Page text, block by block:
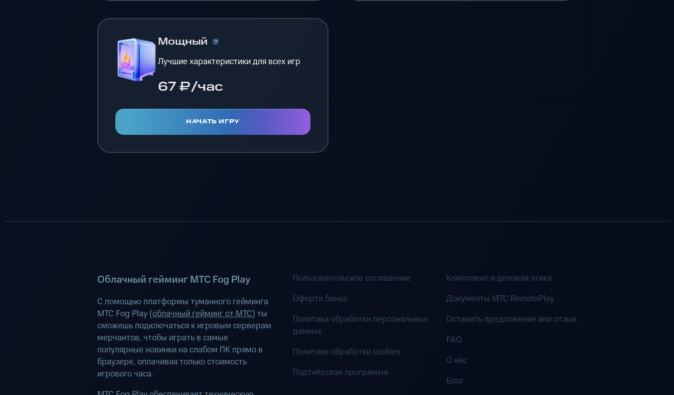
Мощный
Лучшие характеристики для всех игр
67 ₽/час
НАЧАТЬ ИГРУ
Облачный гейминг МТС Fog Play
С помощью платформы туманного гейминга
МТС Fog Play (облачный гейминг от МТС) ты
сможешь подключаться к игровым серверам
мерчантов, чтобы играть в самые
популярные новинки на слабом ПК прямо в
браузере, оплачивая только стоимость
игрового часа.
Пользовательское соглашение
Оферта банка
Политика обработки персональных
данных
Политика обработки cookies
Партнёрская программа
Комплаенс и деловая этика
Документы MTC RemotePlay
Оставить предложение или отзыв
FAQ
О нас
Блог